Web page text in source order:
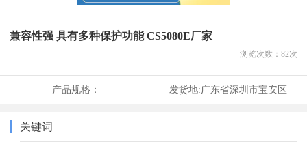
兼容性强 具有多种保护功能 CS5080E厂家
浏览次数： 82次
产品规格： 发货地:广东省深圳市宝安区
关键词